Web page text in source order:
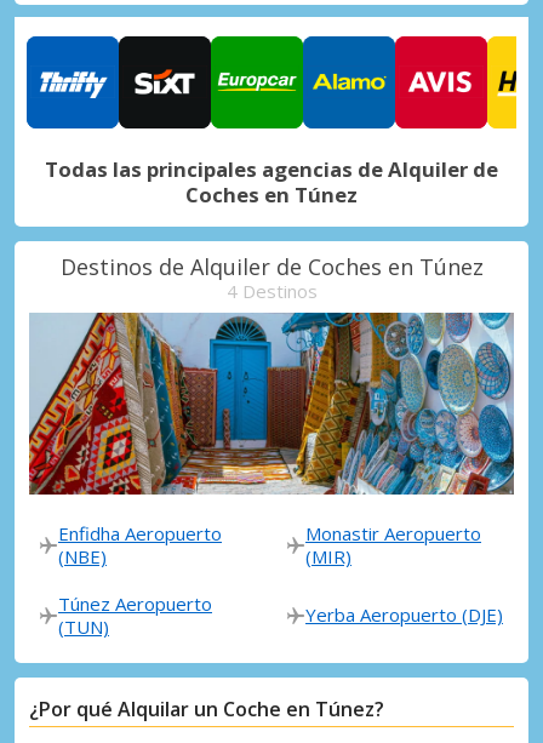
Todas las principales agencias de Alquiler de
Coches en Túnez
Destinos de Alquiler de Coches en Túnez
4 Destinos
Enfidha Aeropuerto
(NBE)
Monastir Aeropuerto
(MIR)
Túnez Aeropuerto
(TUN)
Yerba Aeropuerto (DJE)
¿Por qué Alquilar un Coche en Túnez?